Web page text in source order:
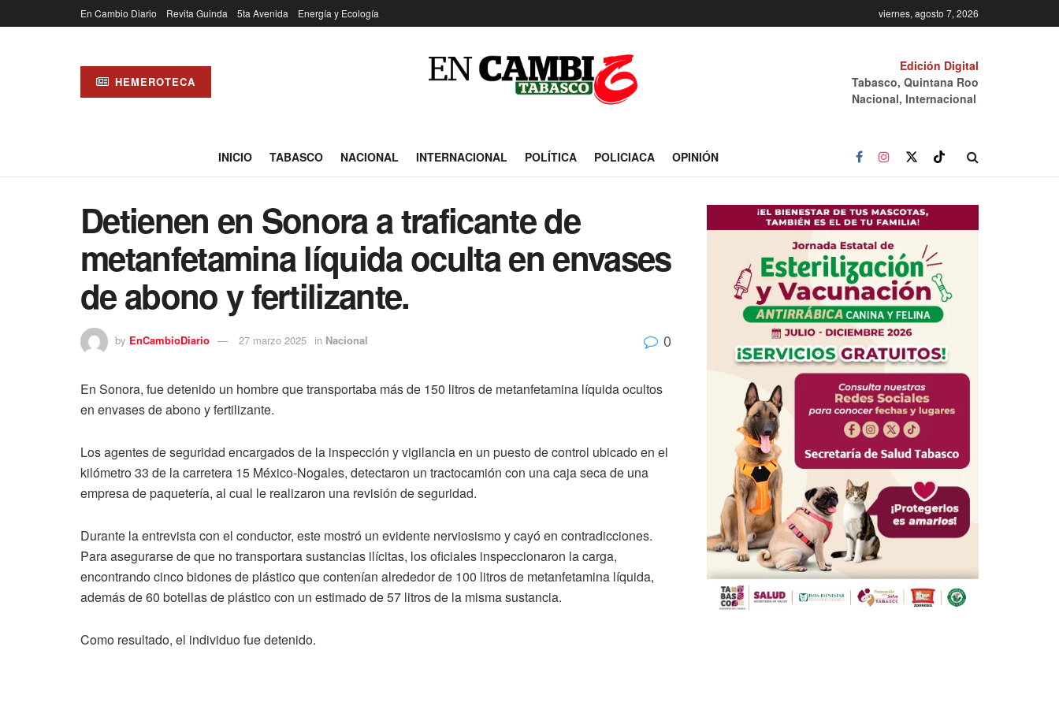
En Cambio Diario Revita Guinda 5ta Avenida Energía y Ecología viernes, agosto 7, 2026
HEMEROTECA
Edición Digital
Tabasco, Quintana Roo
Nacional, Internacional
INICIO TABASCO NACIONAL INTERNACIONAL POLÍTICA POLICIACA OPINIÓN
Detienen en Sonora a traficante de
metanfetamina líquida oculta en envases
de abono y fertilizante.
by EnCambioDiario 27 marzo 2025 in Nacional 0
En Sonora, fue detenido un hombre que transportaba más de 150 litros de metanfetamina líquida ocultos
en envases de abono y fertilizante.
Los agentes de seguridad encargados de la inspección y vigilancia en un puesto de control ubicado en el
kilómetro 33 de la carretera 15 México-Nogales, detectaron un tractocamión con una caja seca de una
empresa de paquetería, al cual le realizaron una revisión de seguridad.
Durante la entrevista con el conductor, este mostró un evidente nerviosismo y cayó en contradicciones.
Para asegurarse de que no transportara sustancias ilícitas, los oficiales inspeccionaron la carga,
encontrando cinco bidones de plástico que contenían alrededor de 100 litros de metanfetamina líquida,
además de 60 botellas de plástico con un estimado de 57 litros de la misma sustancia.
Como resultado, el individuo fue detenido.